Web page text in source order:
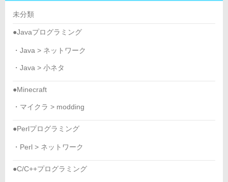
未分類
●Javaプログラミング
・Java > ネットワーク
・Java > 小ネタ
●Minecraft
・マイクラ > modding
●Perlプログラミング
・Perl > ネットワーク
●C/C++プログラミング